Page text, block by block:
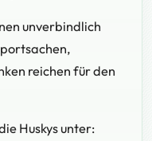
unverbindlich
reichen für den
Huskys unter: